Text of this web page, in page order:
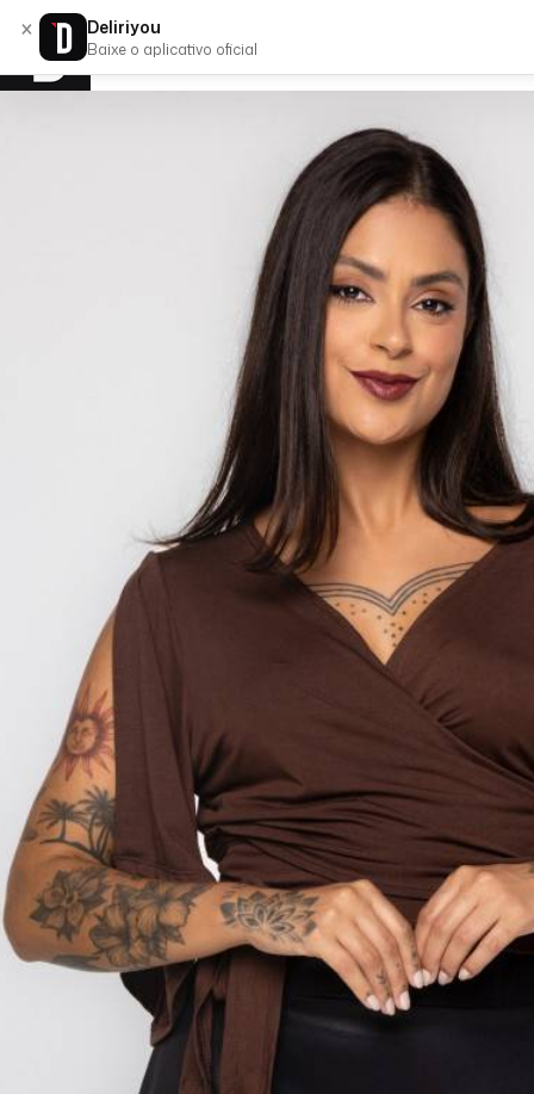
× Deliriyou
Baixe o aplicativo oficial